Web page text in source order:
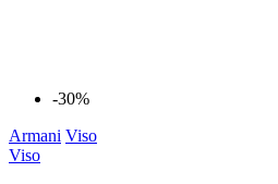
-30%
Armani Viso
Viso